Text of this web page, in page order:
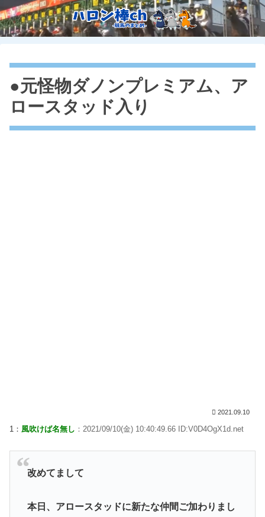
●元怪物ダノンプレミアム、ア
ロースタッド入り
2021.09.10
1： 風吹けば名無し ：2021/09/10(金) 10:40:49.66 ID:V0D4OgX1d.net
改めてまして
本日、アロースタッドに新たな仲間ご加わりまし